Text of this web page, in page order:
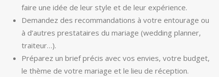
faire une idée de leur style et de leur expérience.
Demandez des recommandations à votre entourage ou
à d’autres prestataires du mariage (wedding planner,
traiteur…).
Préparez un brief précis avec vos envies, votre budget,
le thème de votre mariage et le lieu de réception.